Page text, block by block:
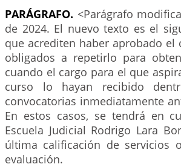
PARÁGRAFO. <Parágrafo
de 2024. El nuevo texto es el
que acrediten haber aprobado
obligados a repetirlo para
cuando el cargo para el que
curso lo hayan recibido
convocatorias inmediatamente
En estos casos, se tendrá en
Escuela Judicial Rodrigo Lara
última calificación de servicios
evaluación.